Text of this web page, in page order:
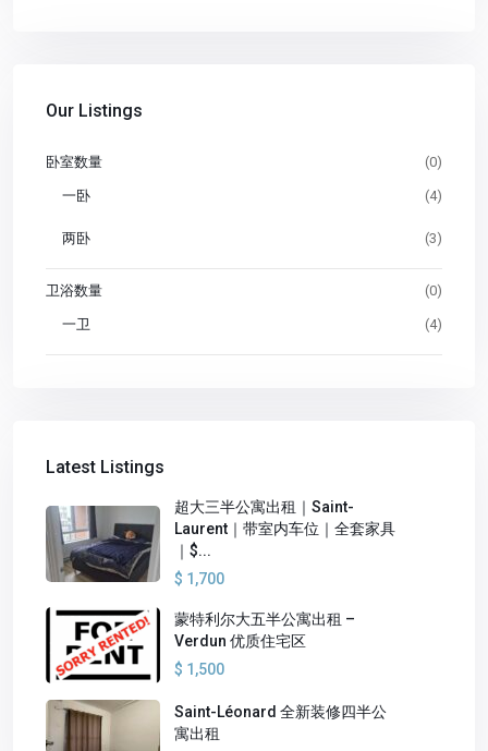
Our Listings
卧室数量 (0)
一卧 (4)
两卧 (3)
卫浴数量 (0)
一卫 (4)
Latest Listings
超大三半公寓出租｜Saint-
Laurent｜带室内车位｜全套家具
｜$...
$ 1,700
蒙特利尔大五半公寓出租 –
Verdun 优质住宅区
$ 1,500
Saint-Léonard 全新装修四半公
寓出租